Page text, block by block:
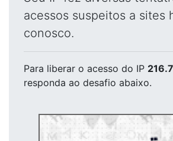
acessos suspeitos a sites
conosco.
Para liberar o acesso do IP
responda ao desafio abaixo.